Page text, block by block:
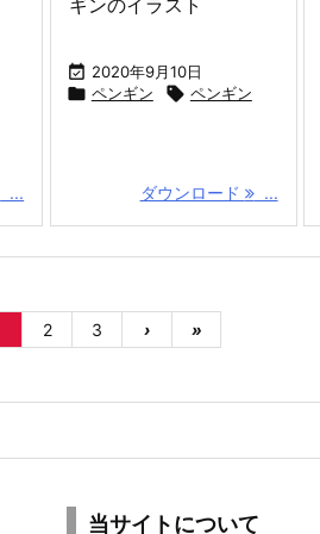
...
ギンのイラスト
 2020年9月10日
 ペンギン  ペンギン
ダウンロード ...
2 3 › »
当サイトについて